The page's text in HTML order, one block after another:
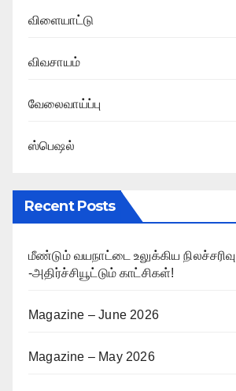
விளையாட்டு
விவசாயம்
வேலைவாய்ப்பு
ஸ்பெஷல்
Recent Posts
மீண்டும் வயநாட்டை உலுக்கிய நிலச்சரிவு
-அதிர்ச்சியூட்டும் காட்சிகள்!
Magazine – June 2026
Magazine – May 2026